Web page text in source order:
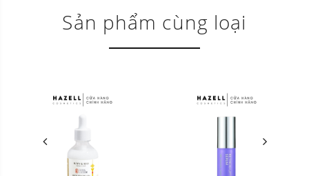
Sản phẩm cùng loại